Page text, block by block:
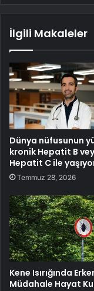
İlgili Makaleler
Dünya nüfusunun
kronik Hepatit B
Hepatit C ile
Temmuz 28, 2026
Kene Isırığında
Müdahale Hayat